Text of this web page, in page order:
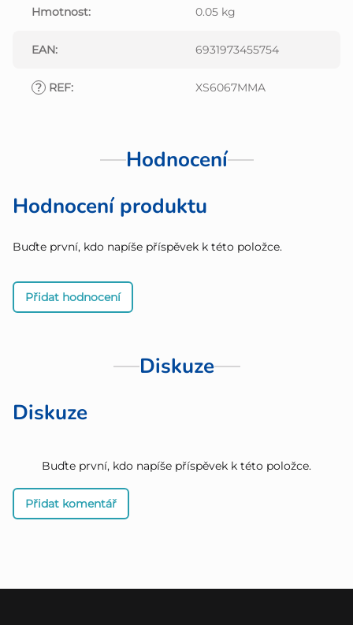
Hmotnost: 0.05 kg
EAN: 6931973455754
? REF: XS6067MMA
Hodnocení
Hodnocení produktu
Buďte první, kdo napíše příspěvek k této položce.
Přidat hodnocení
Diskuze
Diskuze
Buďte první, kdo napíše příspěvek k této položce.
Přidat komentář